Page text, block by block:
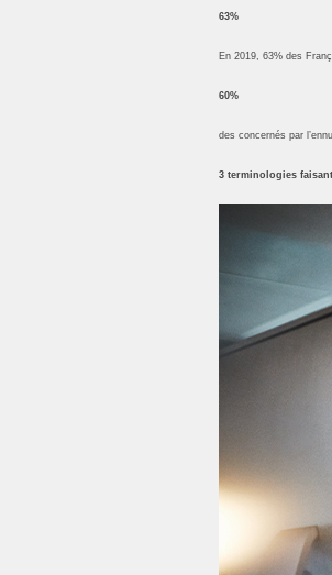
63%
En 2019, 63% des
60%
des concernés par
3 terminologies